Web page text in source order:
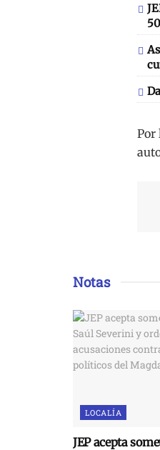
Por
Notas
LOCALÍA
JEP acepta